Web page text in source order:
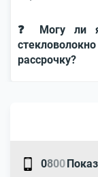
❓ Могу ли я
рассрочку?
0800